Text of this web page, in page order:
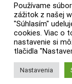
Používame
zážitok z našej
"Súhlasím"
cookies. Viac o
nastavenie si
tlačidla
Nastavenia